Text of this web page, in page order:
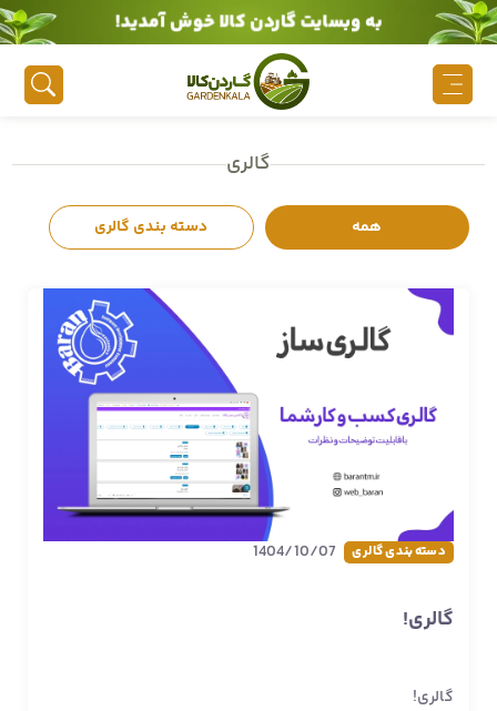
به وبسایت گاردن کالا خوش آمدید!
گالری
همه دسته بندی گالری
دسته بندی گالری 1404/10/07
گالری!
گالری!